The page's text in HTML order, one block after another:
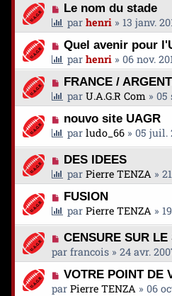
Le nom du stade
par henri » 13 janv.
Quel avenir pour
par henri » 06 nov.
FRANCE /
par U.A.G.R Com » 05
nouvo site UAGR
par ludo_66 » 05 juil.
DES IDEES
par Pierre TENZA »
FUSION
par Pierre TENZA »
CENSURE SUR
par francois » 24 avr.
VOTRE POINT DE
par Pierre TENZA » 06